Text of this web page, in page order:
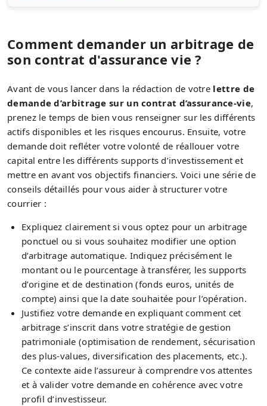
Comment demander un arbitrage de
son contrat d'assurance vie ?
Avant de vous lancer dans la rédaction de votre lettre de
demande d’arbitrage sur un contrat d’assurance-vie,
prenez le temps de bien vous renseigner sur les différents
actifs disponibles et les risques encourus. Ensuite, votre
demande doit refléter votre volonté de réallouer votre
capital entre les différents supports d’investissement et
mettre en avant vos objectifs financiers. Voici une série de
conseils détaillés pour vous aider à structurer votre
courrier :
Expliquez clairement si vous optez pour un arbitrage
ponctuel ou si vous souhaitez modifier une option
d’arbitrage automatique. Indiquez précisément le
montant ou le pourcentage à transférer, les supports
d’origine et de destination (fonds euros, unités de
compte) ainsi que la date souhaitée pour l’opération.
Justifiez votre demande en expliquant comment cet
arbitrage s’inscrit dans votre stratégie de gestion
patrimoniale (optimisation de rendement, sécurisation
des plus-values, diversification des placements, etc.).
Ce contexte aide l’assureur à comprendre vos attentes
et à valider votre demande en cohérence avec votre
profil d’investisseur.